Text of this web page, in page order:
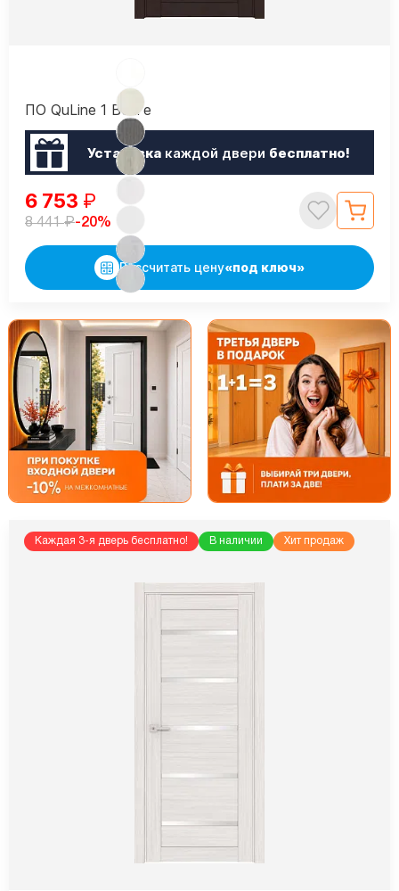
ПО QuLine 1 Венге
Установкакаждой двери бесплатно!
6 753 ₽
8 441₽-20%
Рассчитать цену«под ключ»
Каждая 3-я дверь бесплатно! В наличии Хит продаж